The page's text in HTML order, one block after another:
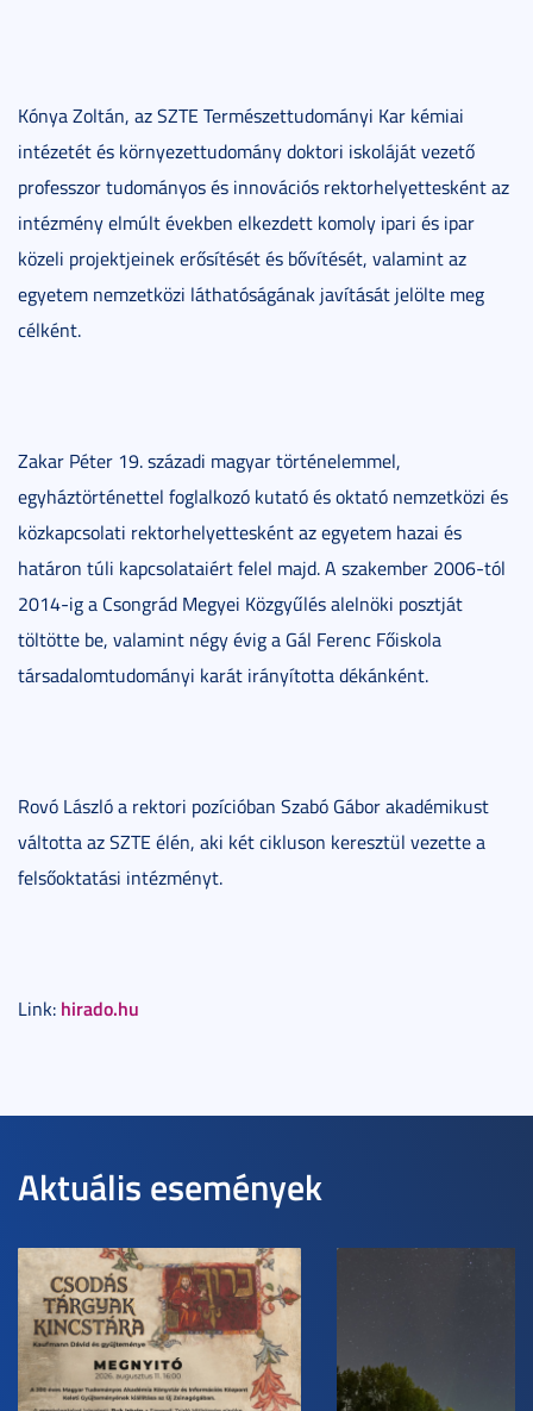
Kónya Zoltán, az SZTE Természettudományi Kar kémiai
intézetét és környezettudomány doktori iskoláját vezető
professzor tudományos és innovációs rektorhelyettesként az
intézmény elmúlt években elkezdett komoly ipari és ipar
közeli projektjeinek erősítését és bővítését, valamint az
egyetem nemzetközi láthatóságának javítását jelölte meg
célként.
Zakar Péter 19. századi magyar történelemmel,
egyháztörténettel foglalkozó kutató és oktató nemzetközi és
közkapcsolati rektorhelyettesként az egyetem hazai és
határon túli kapcsolataiért felel majd. A szakember 2006-tól
2014-ig a Csongrád Megyei Közgyűlés alelnöki posztját
töltötte be, valamint négy évig a Gál Ferenc Főiskola
társadalomtudományi karát irányította dékánként.
Rovó László a rektori pozícióban Szabó Gábor akadémikust
váltotta az SZTE élén, aki két cikluson keresztül vezette a
felsőoktatási intézményt.
Link: hirado.hu
Aktuális események